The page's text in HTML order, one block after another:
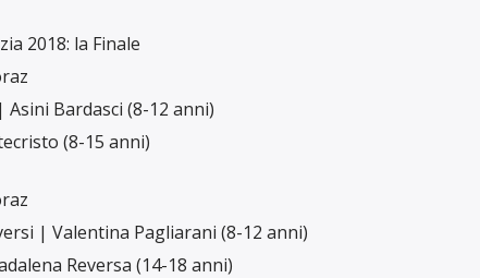
2018: la Finale
Bardasci (8-12 anni)
(8-15 anni)
| Valentina Pagliarani (8-12 anni)
Reversa (14-18 anni)